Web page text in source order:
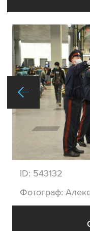
ID: 543132
Фотограф: